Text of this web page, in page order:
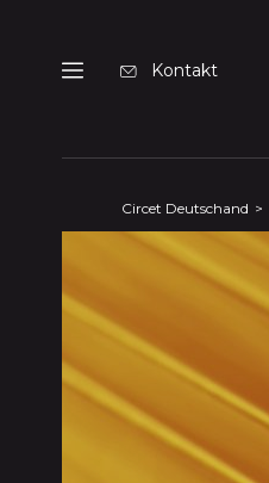
Menu
Kontakt
Circet Deutschand